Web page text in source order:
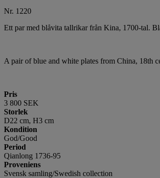
Nr. 1220
Ett par med blåvita tallrikar från Kina, 1700-tal.
A pair of blue and white plates from China, 18th
Pris
3 800 SEK
Storlek
D22 cm, H3 cm
Kondition
God/Good
Period
Qianlong 1736-95
Proveniens
Svensk samling/Swedish collection